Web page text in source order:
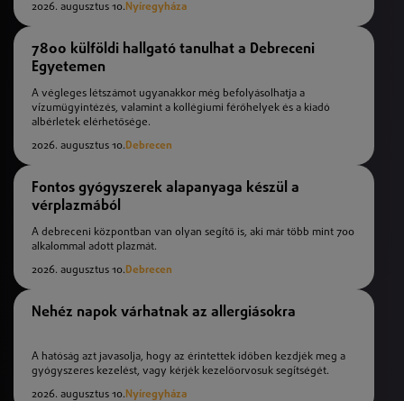
2026. augusztus 10. Nyíregyháza
7800 külföldi hallgató tanulhat a Debreceni
Egyetemen
A végleges létszámot ugyanakkor még befolyásolhatja a
vízumügyintézés, valamint a kollégiumi férőhelyek és a kiadó
albérletek elérhetősége.
2026. augusztus 10.Debrecen
Fontos gyógyszerek alapanyaga készül a
vérplazmából
A debreceni központban van olyan segítő is, aki már több mint 700
alkalommal adott plazmát.
2026. augusztus 10.Debrecen
Nehéz napok várhatnak az allergiásokra
A hatóság azt javasolja, hogy az érintettek időben kezdjék meg a
gyógyszeres kezelést, vagy kérjék kezelőorvosuk segítségét.
2026. augusztus 10. Nyíregyháza